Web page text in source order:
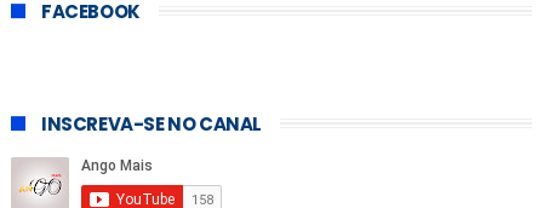
FACEBOOK
INSCREVA-SE NO CANAL